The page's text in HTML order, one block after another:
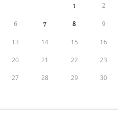
1 2
6 7 8 9
13 14 15 16
20 21 22 23
27 28 29 30